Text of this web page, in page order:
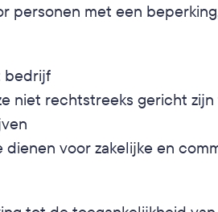
personen met een
bedrijf
niet rechtstreeks gericht
voor zakelijke en